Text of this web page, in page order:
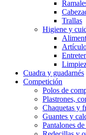
Trallas
Higiene y
Cuadra y guadarnés
Competición
Polos de
Plastrones,
Chaquetas y
Guantes y
Pantalones